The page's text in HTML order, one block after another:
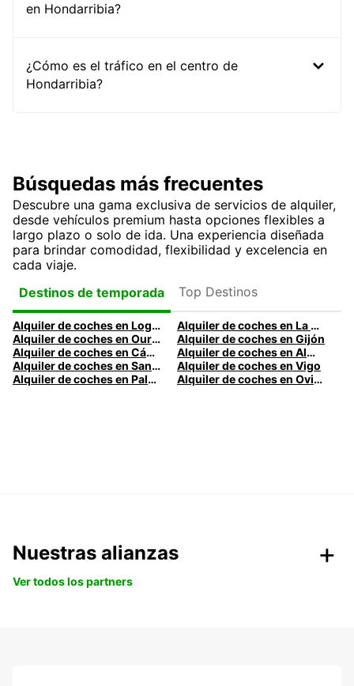
en Hondarribia?
¿Cómo es el tráfico en el centro de
Hondarribia?
Búsquedas más frecuentes
Descubre una gama exclusiva de servicios de alquiler,
desde vehículos premium hasta opciones flexibles a
largo plazo o solo de ida. Una experiencia diseñada
para brindar comodidad, flexibilidad y excelencia en
cada viaje.
Destinos de temporada
Top Destinos
Alquiler de coches en Logroño
Alquiler de coches en La Coruña
Alquiler de coches en Ourense
Alquiler de coches en Gijón
Alquiler de coches en Cádiz
Alquiler de coches en Almería
Alquiler de coches en Santander
Alquiler de coches en Vigo
Alquiler de coches en Palma
Alquiler de coches en Oviedo
Nuestras alianzas
Ver todos los partners